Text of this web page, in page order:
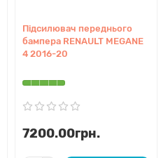
Підсилювач переднього
бампера RENAULT MEGANE
4 2016-20
7200.00грн.